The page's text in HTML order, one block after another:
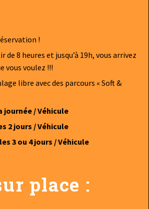
!
de 8 heures et jusqu’à 19h, vous arrivez
vous voulez !!!
libre avec des parcours « Soft &
journée / Véhicule
2 jours / Véhicule
3 ou 4 jours / Véhicule
place :